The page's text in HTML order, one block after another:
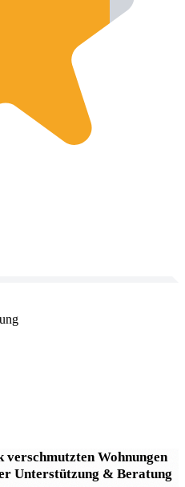
Wohnungen
Unterstützung & Beratung